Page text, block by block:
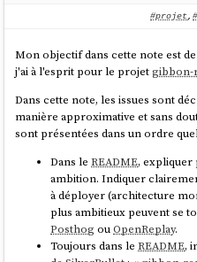
#projet,
Mon objectif dans cette note est
j'ai à l'esprit pour le projet gibbon-
Dans cette note, les issues sont
manière approximative et sans
sont présentées dans un ordre
Dans leREADME, expliquer
ambition. Indiquer
à déployer (architecture
plus ambitieux peuvent se
Posthog ouOpenReplay.
Toujours dans leREADME,